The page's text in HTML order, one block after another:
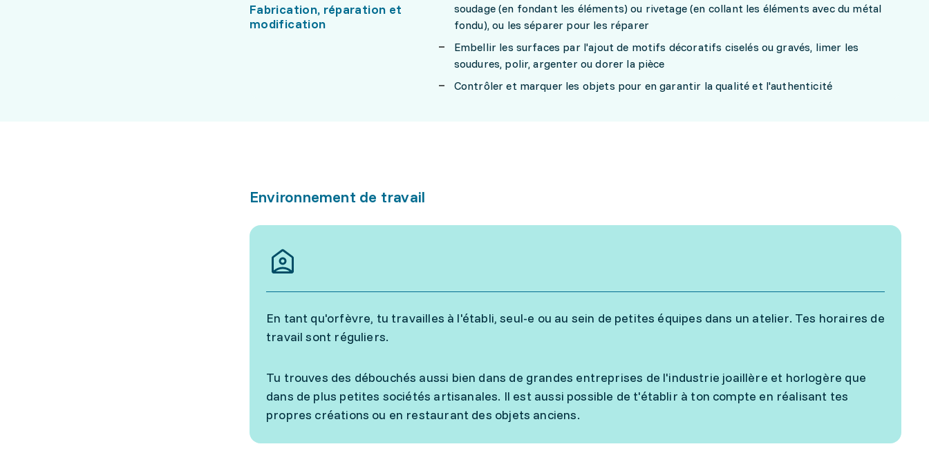
Fabrication, réparation et
modification
soudage (en fondant les éléments) ou rivetage (en collant les éléments avec du métal
fondu), ou les séparer pour les réparer
Embellir les surfaces par l'ajout de motifs décoratifs ciselés ou gravés, limer les
soudures, polir, argenter ou dorer la pièce
Contrôler et marquer les objets pour en garantir la qualité et l'authenticité
Environnement de travail
En tant qu'orfèvre, tu travailles à l'établi, seul-e ou au sein de petites équipes dans un atelier. Tes horaires de
travail sont réguliers.
Tu trouves des débouchés aussi bien dans de grandes entreprises de l'industrie joaillère et horlogère que
dans de plus petites sociétés artisanales. Il est aussi possible de t'établir à ton compte en réalisant tes
propres créations ou en restaurant des objets anciens.